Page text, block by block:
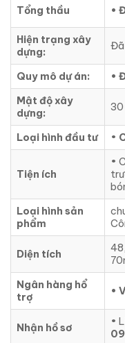
Tổng thầu •
Hiện trạng xây
dựng:
Đã
Quy mô dự án:
•
Mật độ xây
dựng:
30
Loại hình đầu tư •
Tiện ích
•
Loại hình sản
phẩm
Diện tích
Ngân hàng hổ
trợ
•
Nhận hồ sơ
•